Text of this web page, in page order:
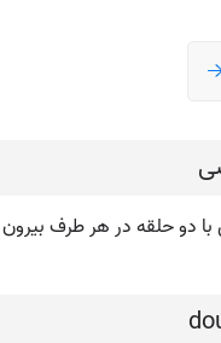
با دو حلقه در هر طرف